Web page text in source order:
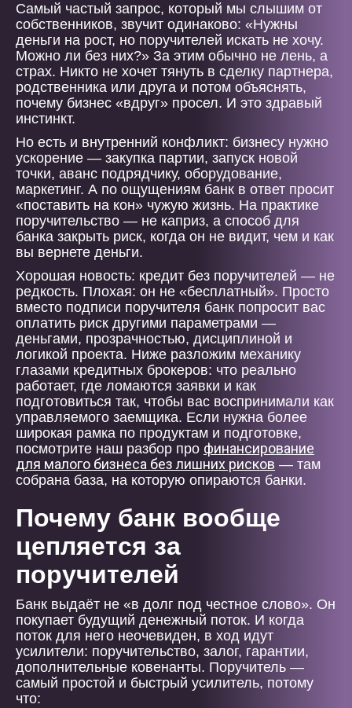
Самый частый запрос, который мы слышим от
собственников, звучит одинаково: «Нужны
деньги на рост, но поручителей искать не хочу.
Можно ли без них?» За этим обычно не лень, а
страх. Никто не хочет тянуть в сделку партнера,
родственника или друга и потом объяснять,
почему бизнес «вдруг» просел. И это здравый
инстинкт.
Но есть и внутренний конфликт: бизнесу нужно
ускорение — закупка партии, запуск новой
точки, аванс подрядчику, оборудование,
маркетинг. А по ощущениям банк в ответ просит
«поставить на кон» чужую жизнь. На практике
поручительство — не каприз, а способ для
банка закрыть риск, когда он не видит, чем и как
вы вернете деньги.
Хорошая новость: кредит без поручителей — не
редкость. Плохая: он не «бесплатный». Просто
вместо подписи поручителя банк попросит вас
оплатить риск другими параметрами —
деньгами, прозрачностью, дисциплиной и
логикой проекта. Ниже разложим механику
глазами кредитных брокеров: что реально
работает, где ломаются заявки и как
подготовиться так, чтобы вас воспринимали как
управляемого заемщика. Если нужна более
широкая рамка по продуктам и подготовке,
посмотрите наш разбор про финансирование
для малого бизнеса без лишних рисков — там
собрана база, на которую опираются банки.
Почему банк вообще
цепляется за
поручителей
Банк выдаёт не «в долг под честное слово». Он
покупает будущий денежный поток. И когда
поток для него неочевиден, в ход идут
усилители: поручительство, залог, гарантии,
дополнительные ковенанты. Поручитель —
самый простой и быстрый усилитель, потому
что: